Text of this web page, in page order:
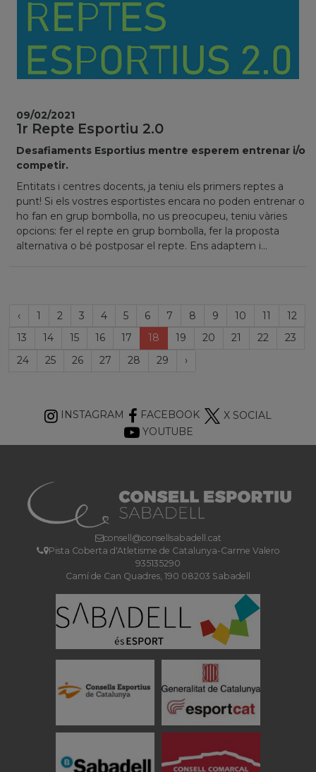
1r Repte Esportiu 2.0
Desafiaments Esportius mentre esperem entrenar i/o
competir.
Entitats i centres docents, ja teniu els primers reptes a
punt! Si els vostres esportistes encara no poden entrenar o
ho fan en grup bombolla, no us preocupeu, teniu vàries
opcions: fer el repte en grup bombolla, fer la proposta
alternativa o bé postposar el repte. Ens adaptem i...
09/02/2021
‹Página
1 2 3 4 5 6 7 8 9 10 11
12
13
14 15 16 17 18 (current)
19 20 21 22
23
24
25 26 27 28 29 ›
INSTAGRAM FACEBOOK
X SOCIAL
YOUTUBE
consell@consellsabadell.cat
Pista Coberta d'Atletisme de Catalunya-Carme Valero
935135290
Camí de Can Quadres, 190 08203 Sabadell